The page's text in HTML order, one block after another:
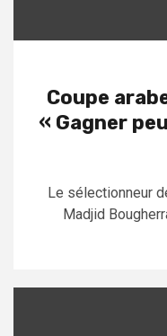
Coupe
« Gagner
Le sélectionneur
Madjid